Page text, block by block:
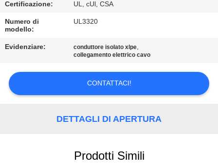
CONTATTICI
RICHIEDA
UNA
MAPPA
Certificazione: UL, cUl, CSA
Numero di
modello:
UL3320
Evidenziare: conduttore isolato xlpe,
collegamento elettrico cavo
CONTATTACI!
DETTAGLI DI APERTURA
Prodotti Simili